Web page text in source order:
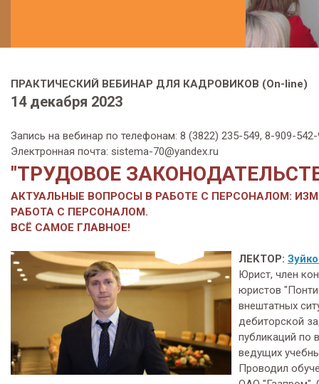
ПРАКТИЧЕСКИЙ ВЕБИНАР ДЛЯ КАДРОВИКОВ (On-line)
14 декабря 2023
Запись на вебинар по телефонам: 8 (3822) 235-549, 8-909-
Электронная почта: sistema-70@yandex.ru
"ТРУДОВОЕ
АКТУАЛЬНЫЕ ВОПРОСЫ В РАБОТЕ С ПЕРСОНАЛОМ:
РАБОТА С ПЕРСОНАЛОМ.
ВСЁ САМОЕ ГЛАВНОЕ!
ЛЕКТОР:
Юрист, член
юристов
внештатных
дебиторской
публикаций по
ведущих
Проводил